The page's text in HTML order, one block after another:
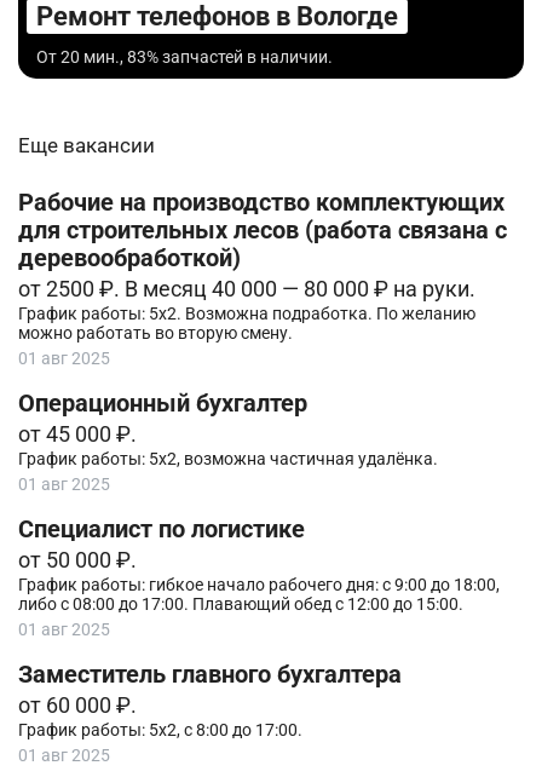
Ремонт телефонов в Вологде
От 20 мин., 83% запчастей в наличии.
Еще вакансии
Рабочие на производство комплектующих
для строительных лесов (работа связана с
деревообработкой)
от 2500 ₽. В месяц 40 000 — 80 000 ₽ на руки.
График работы: 5х2. Возможна подработка. По желанию
можно работать во вторую смену.
01 авг 2025
Операционный бухгалтер
от 45 000 ₽.
График работы: 5х2, возможна частичная удалёнка.
01 авг 2025
Специалист по логистике
от 50 000 ₽.
График работы: гибкое начало рабочего дня: с 9:00 до 18:00,
либо с 08:00 до 17:00. Плавающий обед с 12:00 до 15:00.
01 авг 2025
Заместитель главного бухгалтера
от 60 000 ₽.
График работы: 5х2, с 8:00 до 17:00.
01 авг 2025